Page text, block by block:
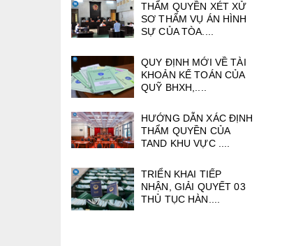
THẨM QUYỀN XÉT XỬ
SƠ THẨM VỤ ÁN HÌNH
SỰ CỦA TÒA....
QUY ĐỊNH MỚI VỀ TÀI
KHOẢN KẾ TOÁN CỦA
QUỸ BHXH,....
HƯỚNG DẪN XÁC ĐỊNH
THẨM QUYỀN CỦA
TAND KHU VỰC ....
TRIỂN KHAI TIẾP
NHẬN, GIẢI QUYẾT 03
THỦ TỤC HÀN....